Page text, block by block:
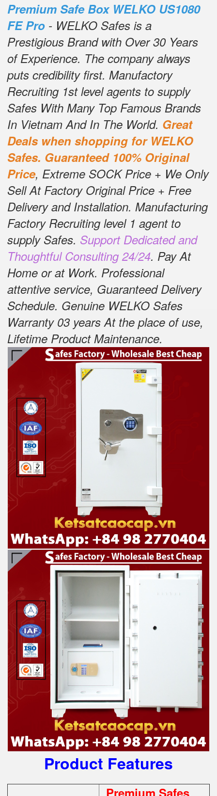
Premium Safe Box WELKO US1080
FE Pro - WELKO Safes is a
Prestigious Brand with Over 30 Years
of Experience. The company always
puts credibility first. Manufactory
Recruiting 1st level agents to supply
Safes With Many Top Famous Brands
In Vietnam And In The World. Great
Deals when shopping for WELKO
Safes. Guaranteed 100% Original
Price, Extreme SOCK Price + We Only
Sell At Factory Original Price + Free
Delivery and Installation. Manufacturing
Factory Recruiting level 1 agent to
supply Safes. Support Dedicated and
Thoughtful Consulting 24/24. Pay At
Home or at Work. Professional
attentive service, Guaranteed Delivery
Schedule. Genuine WELKO Safes
Warranty 03 years At the place of use,
Lifetime Product Maintenance.
Product Features
Premium Safes